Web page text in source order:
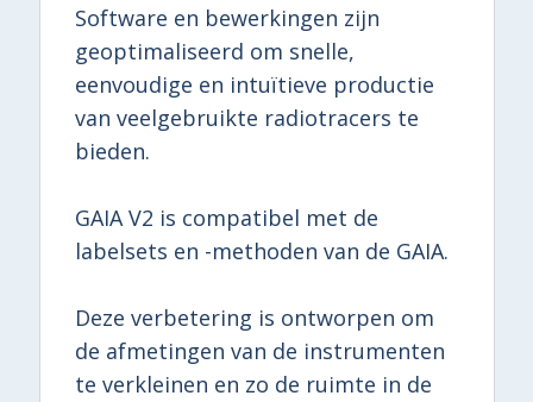
Software en bewerkingen zijn
geoptimaliseerd om snelle,
eenvoudige en intuïtieve productie
van veelgebruikte radiotracers te
bieden.
GAIA V2 is compatibel met de
labelsets en -methoden van de GAIA.
Deze verbetering is ontworpen om
de afmetingen van de instrumenten
te verkleinen en zo de ruimte in de